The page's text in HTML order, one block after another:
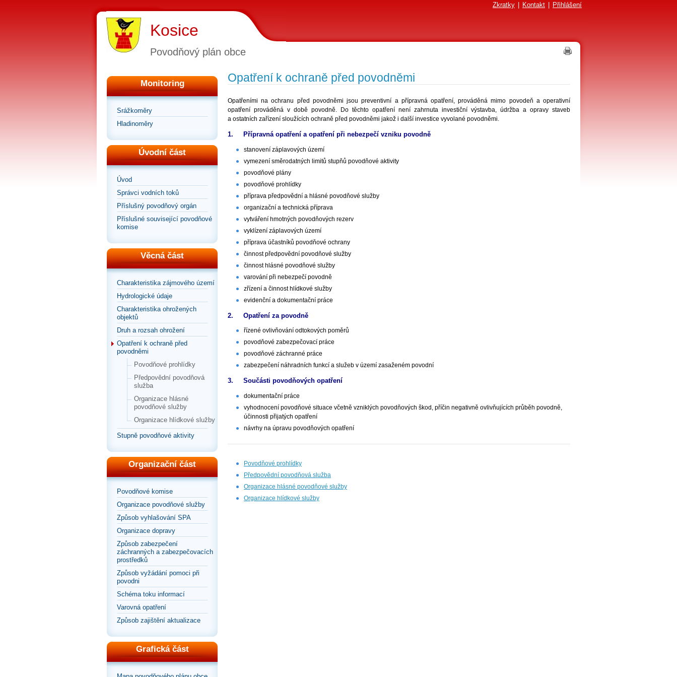
Zkratky Kontakt Přihlášení
Kosice
Povodňový plán obce
Monitoring
Srážkoměry
Hladinoměry
Úvodní část
Úvod
Správci vodních toků
Příslušný povodňový orgán
Příslušné související povodňové
komise
Věcná část
Charakteristika zájmového území
Hydrologické údaje
Charakteristika ohrožených
objektů
Druh a rozsah ohrožení
Opatření k ochraně před
povodněmi
Povodňové prohlídky
Předpovědní povodňová
služba
Organizace hlásné
povodňové služby
Organizace hlídkové služby
Stupně povodňové aktivity
Organizační část
Povodňové komise
Organizace povodňové služby
Způsob vyhlašování SPA
Organizace dopravy
Způsob zabezpečení
záchranných a zabezpečovacích
prostředků
Způsob vyžádání pomoci při
povodni
Schéma toku informací
Varovná opatření
Způsob zajištění aktualizace
Grafická část
Opatření k ochraně před povodněmi
Opatřeními na ochranu před povodněmi jsou preventivní a přípravná opatření, prováděná mimo povodeň a operativní
opatření prováděná v době povodně. Do těchto opatření není zahrnuta investiční výstavba, údržba a opravy staveb
a ostatních zařízení sloužících ochraně před povodněmi jakož i další investice vyvolané povodněmi.
1. Přípravná opatření a opatření při nebezpečí vzniku povodně
stanovení záplavových území
vymezení směrodatných limitů stupňů povodňové aktivity
povodňové plány
povodňové prohlídky
příprava předpovědní a hlásné povodňové služby
organizační a technická příprava
vytváření hmotných povodňových rezerv
vyklízení záplavových území
příprava účastníků povodňové ochrany
činnost předpovědní povodňové služby
činnost hlásné povodňové služby
varování při nebezpečí povodně
zřízení a činnost hlídkové služby
evidenční a dokumentační práce
2. Opatření za povodně
řízené ovlivňování odtokových poměrů
povodňové zabezpečovací práce
povodňové záchranné práce
zabezpečení náhradních funkcí a služeb v území zasaženém povodní
3. Součásti povodňových opatření
dokumentační práce
vyhodnocení povodňové situace včetně vzniklých povodňových škod, příčin negativně ovlivňujících průběh povodně,
účinnosti přijatých opatření
návrhy na úpravu povodňových opatření
Povodňové prohlídky
Předpovědní povodňová služba
Organizace hlásné povodňové služby
Organizace hlídkové služby